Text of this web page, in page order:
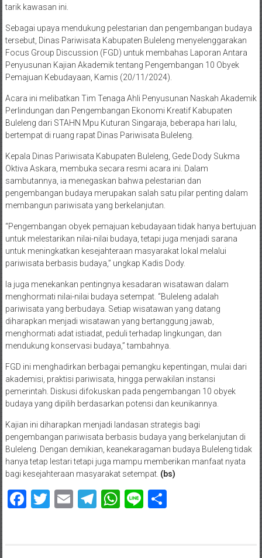
tarik kawasan ini.
Sebagai upaya mendukung pelestarian dan pengembangan budaya
tersebut, Dinas Pariwisata Kabupaten Buleleng menyelenggarakan
Focus Group Discussion (FGD) untuk membahas Laporan Antara
Penyusunan Kajian Akademik tentang Pengembangan 10 Obyek
Pemajuan Kebudayaan, Kamis (20/11/2024).
Acara ini melibatkan Tim Tenaga Ahli Penyusunan Naskah Akademik
Perlindungan dan Pengembangan Ekonomi Kreatif Kabupaten
Buleleng dari STAHN Mpu Kuturan Singaraja, beberapa hari lalu,
bertempat di ruang rapat Dinas Pariwisata Buleleng.
Kepala Dinas Pariwisata Kabupaten Buleleng, Gede Dody Sukma
Oktiva Askara, membuka secara resmi acara ini. Dalam
sambutannya, ia menegaskan bahwa pelestarian dan
pengembangan budaya merupakan salah satu pilar penting dalam
membangun pariwisata yang berkelanjutan.
“Pengembangan obyek pemajuan kebudayaan tidak hanya bertujuan
untuk melestarikan nilai-nilai budaya, tetapi juga menjadi sarana
untuk meningkatkan kesejahteraan masyarakat lokal melalui
pariwisata berbasis budaya,” ungkap Kadis Dody.
Ia juga menekankan pentingnya kesadaran wisatawan dalam
menghormati nilai-nilai budaya setempat. “Buleleng adalah
pariwisata yang berbudaya. Setiap wisatawan yang datang
diharapkan menjadi wisatawan yang bertanggung jawab,
menghormati adat istiadat, peduli terhadap lingkungan, dan
mendukung konservasi budaya,” tambahnya.
FGD ini menghadirkan berbagai pemangku kepentingan, mulai dari
akademisi, praktisi pariwisata, hingga perwakilan instansi
pemerintah. Diskusi difokuskan pada pengembangan 10 obyek
budaya yang dipilih berdasarkan potensi dan keunikannya.
Kajian ini diharapkan menjadi landasan strategis bagi
pengembangan pariwisata berbasis budaya yang berkelanjutan di
Buleleng. Dengan demikian, keanekaragaman budaya Buleleng tidak
hanya tetap lestari tetapi juga mampu memberikan manfaat nyata
bagi kesejahteraan masyarakat setempat. (bs)
Facebook
Twitter
EmailTelegram
WhatsApp
LineShare